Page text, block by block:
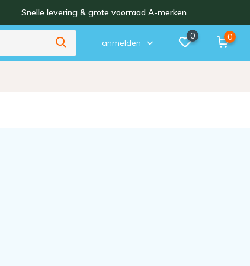
Snelle levering & grote voorraad A-merken
anmelden
0 0